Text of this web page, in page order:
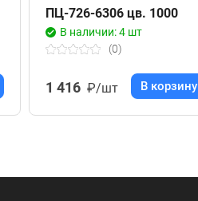
ПЦ-726-6306 цв. 1000
В наличии: 4 шт
(0)
1 416 ₽/шт В корзину